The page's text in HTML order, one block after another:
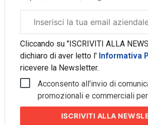
aziendale
Cliccando su "ISCRIVITI ALLA
dichiaro di aver letto l' Informativa
ricevere la Newsletter.
Acconsento all'invio di
promozionali e commerciali
ISCRIVITI ALLA